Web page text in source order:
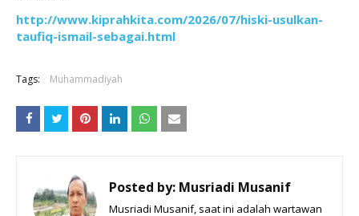
http://www.kiprahkita.com/2026/07/hiski-usulkan-
taufiq-ismail-sebagai.html
Tags: Muhammadiyah
Posted by: Musriadi Musanif
Musriadi Musanif, saat ini adalah wartawan